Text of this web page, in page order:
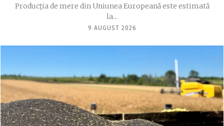
Producția de mere din Uniunea Europeană este estimată
la...
9 AUGUST 2026